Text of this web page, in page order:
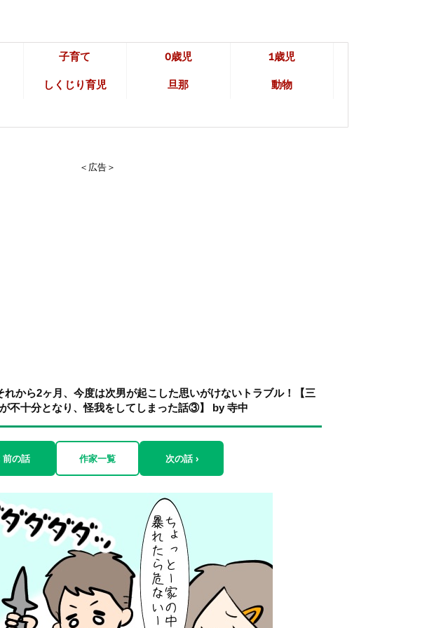
子育て 0歳児 1歳児
しくじり育児 旦那 動物
＜広告＞
れから2ヶ月、今度は次男が起こした思いがけないトラブル！【三
不十分となり、怪我をしてしまった話③】 by 寺中
前の話 作家一覧 次の話 ›